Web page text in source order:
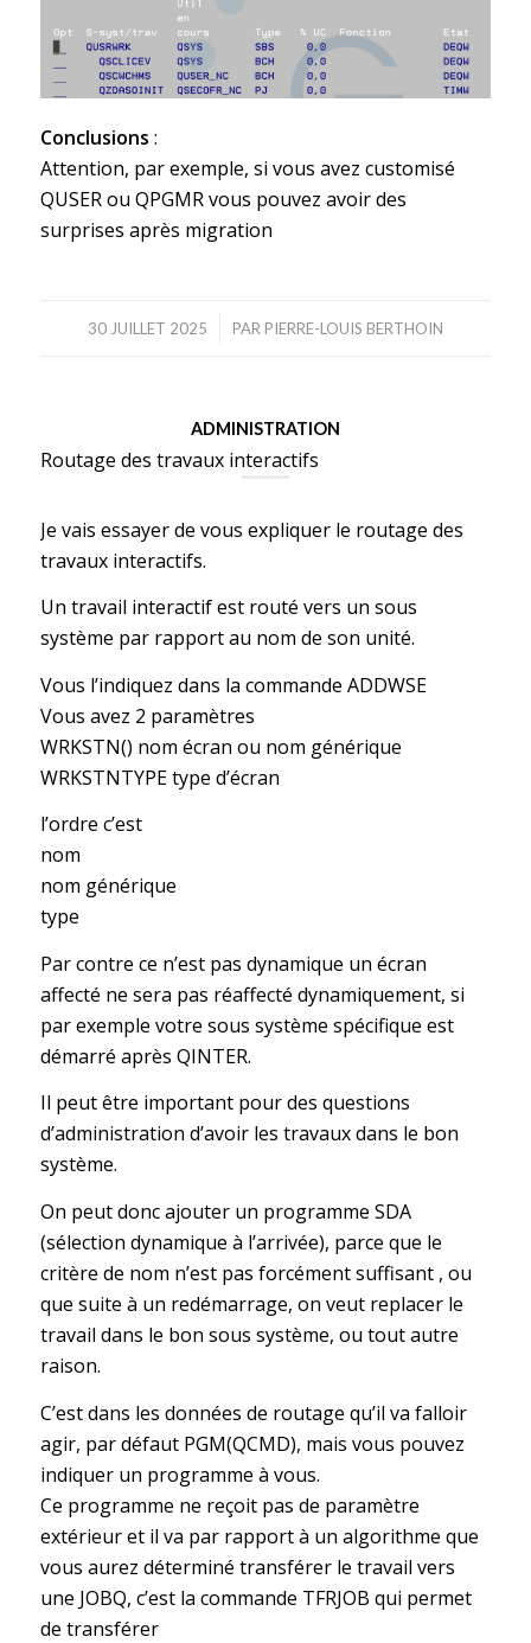
Conclusions :
Attention, par exemple, si vous avez customisé
QUSER ou QPGMR vous pouvez avoir des
surprises après migration
30 JUILLET 2025
/ PAR PIERRE-LOUIS BERTHOIN
ADMINISTRATION
Routage des travaux interactifs
Je vais essayer de vous expliquer le routage des
travaux interactifs.
Un travail interactif est routé vers un sous
système par rapport au nom de son unité.
Vous l’indiquez dans la commande ADDWSE
Vous avez 2 paramètres
WRKSTN() nom écran ou nom générique
WRKSTNTYPE type d’écran
l’ordre c’est
nom
nom générique
type
Par contre ce n’est pas dynamique un écran
affecté ne sera pas réaffecté dynamiquement, si
par exemple votre sous système spécifique est
démarré après QINTER.
Il peut être important pour des questions
d’administration d’avoir les travaux dans le bon
système.
On peut donc ajouter un programme SDA
(sélection dynamique à l’arrivée), parce que le
critère de nom n’est pas forcément suffisant , ou
que suite à un redémarrage, on veut replacer le
travail dans le bon sous système, ou tout autre
raison.
C’est dans les données de routage qu’il va falloir
agir, par défaut PGM(QCMD), mais vous pouvez
indiquer un programme à vous.
Ce programme ne reçoit pas de paramètre
extérieur et il va par rapport à un algorithme que
vous aurez déterminé transférer le travail vers
une JOBQ, c’est la commande TFRJOB qui permet
de transférer